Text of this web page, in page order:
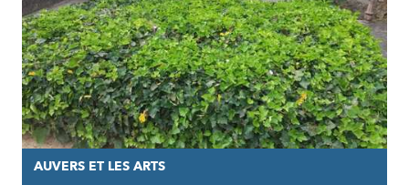
AUVERS ET LES ARTS